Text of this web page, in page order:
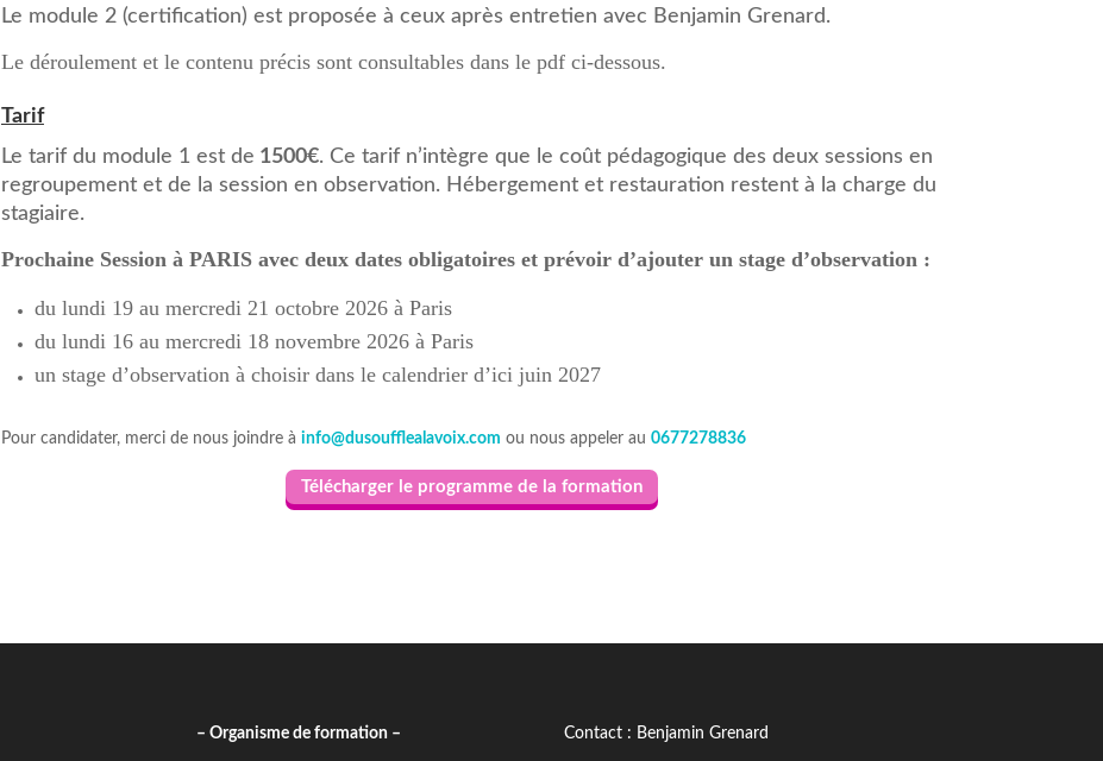
Le module 2 (certification) est proposée à ceux après entretien avec Benjamin Grenard.
Le déroulement et le contenu précis sont consultables dans le pdf ci-dessous.
Tarif
Le tarif du module 1 est de 1500€. Ce tarif n’intègre que le coût pédagogique des deux sessions en
regroupement et de la session en observation. Hébergement et restauration restent à la charge du
stagiaire.
Prochaine Session à PARIS avec deux dates obligatoires et prévoir d’ajouter un stage d’observation :
du lundi 19 au mercredi 21 octobre 2026 à Paris
du lundi 16 au mercredi 18 novembre 2026 à Paris
un stage d’observation à choisir dans le calendrier d’ici juin 2027
Pour candidater, merci de nous joindre à info@dusoufflealavoix.com ou nous appeler au 0677278836
Télécharger le programme de la formation
– Organisme de formation – Contact : Benjamin Grenard